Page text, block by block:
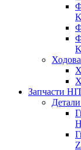
Запчасти